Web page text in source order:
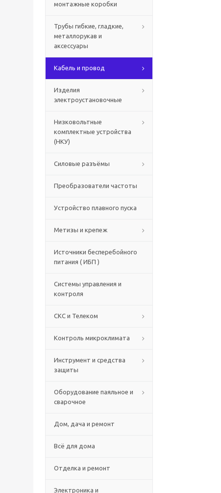
монтажные коробки
Трубы гибкие, гладкие,
металлорукав и
аксессуары
Кабель и провод
Изделия
электроустановочные
Низковольтные
комплектные устройства
(НКУ)
Силовые разъёмы
Преобразователи частоты
Устройство плавного пуска
Метизы и крепеж
Источники бесперебойного
питания ( ИБП )
Системы управления и
контроля
СКС и Телеком
Контроль микроклимата
Инструмент и средства
защиты
Оборудование паяльное и
сварочное
Дом, дача и ремонт
Всё для дома
Отделка и ремонт
Электроника и